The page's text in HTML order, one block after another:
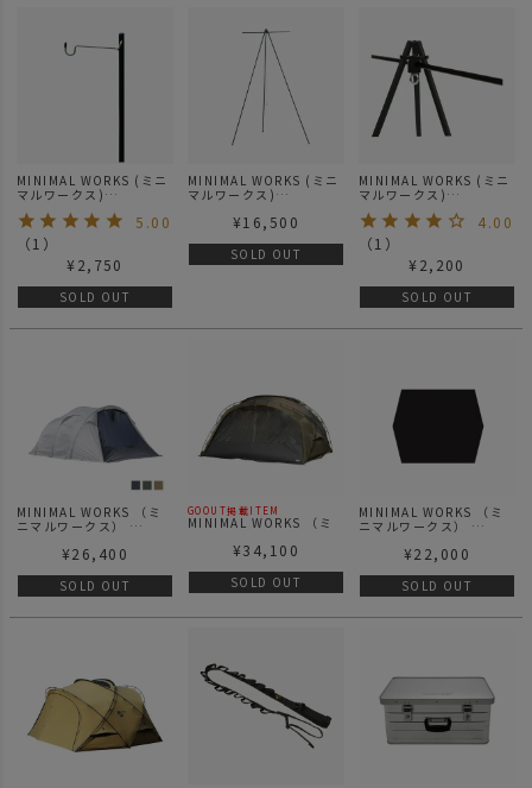
MINIMAL WORKS (ミニ
マルワークス)
LANTERN STAND / ファ
ニチャー
5.00
（1 ）
¥ 2,750
SOLD OUT
MINIMAL WORKS (ミニ
マルワークス)
ァニチャー
¥16,500
SOLD OUT
MINIMAL WORKS (ミニ
マルワークス)
/ ファニチャー
4.00
（1 ）
¥ 2,200
SOLD OUT
MINIMAL WORKS （ミ
ニマルワークス）
DOOR TPU ドア
¥26,400
SOLD OUT
GOOUT掲載ITEM
MINIMAL WORKS （ミ
AGORA DOOR TPU| ア
¥34,100
SOLD OUT
MINIMAL WORKS （ミ
ニマルワークス）
SHEET | アゴラ グラウ
¥22,000
SOLD OUT